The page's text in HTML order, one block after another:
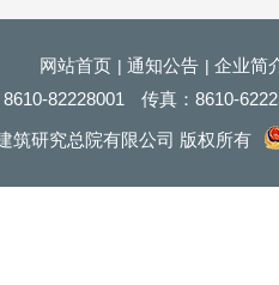
网站首页 |通知公告 |企业简
8610-82228001 传真：8610-
筑研究总院有限公司 版权所有